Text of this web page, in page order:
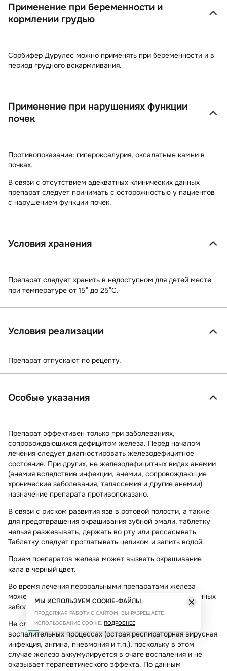
Применение при беременности и
кормлении грудью
Сорбифер Дурулес можно применять при беременности и в
период грудного вскармливания.
Применение при нарушениях функции
почек
Противопоказание: гипероксалурия, оксалатные камни в
почках.
В связи с отсутствием адекватных клинических данных
препарат следует принимать с осторожностью у пациентов
с нарушением функции почек.
Условия хранения
Препарат следует хранить в недоступном для детей месте
при температуре от 15° до 25°C.
Условия реализации
Препарат отпускают по рецепту.
Особые указания
Препарат эффективен только при заболеваниях,
сопровождающихся дефицитом железа. Перед началом
лечения следует диагностировать железодефицитное
состояние. При других, не железодефицитных видах анемии
(анемия вследствие инфекции, анемии, сопровождающие
хронические заболевания, талассемия и другие анемии)
назначение препарата противопоказано.
В связи с риском развития язв в ротовой полости, а также
для предотвращения окрашивания зубной эмали, таблетку
нельзя разжевывать, держать во рту или рассасывать
Таблетку следует проглатывать целиком и запить водой.
Прием препаратов железа может вызвать окрашивание
кала в черный цвет.
Во время лечения пероральными препаратами железа
может наступить обострение воспалительных или язвенных
заболеваний ЖКТ.
Не следует применять препарат при инфекционно-
воспалительных процессах (острая респираторная вирусная
инфекция, ангина, пневмония и т.п.), поскольку в этом
случае железо аккумулируется в очаге воспаления и не
оказывает терапевтического эффекта. По данным
МЫ ИСПОЛЬЗУЕМ COOKIE-ФАЙЛЫ.
ПРОДОЛЖАЯ РАБОТУ С САЙТОМ, ВЫ РАЗРЕШАЕТЕ
ИСПОЛЬЗОВАНИЕ COOKIE. ПОДРОБНЕЕ